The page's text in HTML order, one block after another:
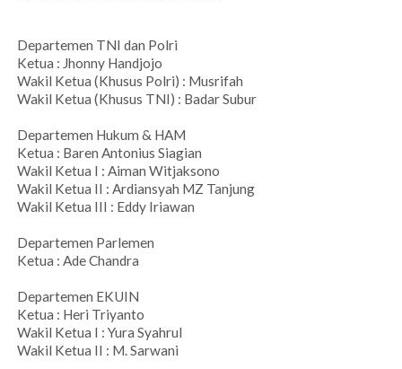
Departemen TNI dan Polri
Ketua : Jhonny Handjojo
Wakil Ketua (Khusus Polri) : Musrifah
Wakil Ketua (Khusus TNI) : Badar Subur
Departemen Hukum & HAM
Ketua : Baren Antonius Siagian
Wakil Ketua I : Aiman Witjaksono
Wakil Ketua II : Ardiansyah MZ Tanjung
Wakil Ketua III : Eddy Iriawan
Departemen Parlemen
Ketua : Ade Chandra
Departemen EKUIN
Ketua : Heri Triyanto
Wakil Ketua I : Yura Syahrul
Wakil Ketua II : M. Sarwani